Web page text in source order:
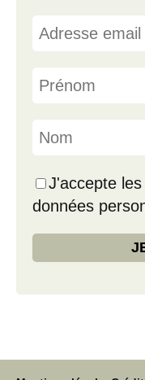
J'accepte
données